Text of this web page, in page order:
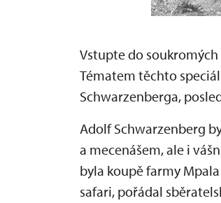
Vstupte do
Tématem těchto
Schwarzenberga,
Adolf Schwarzenberg
a mecenášem, ale i
byla koupě farmy
safari, pořádal